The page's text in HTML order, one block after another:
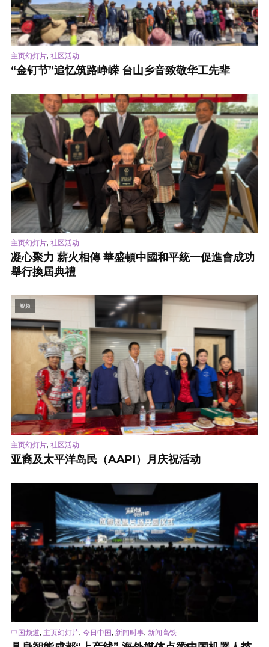
主页幻灯片, 社区活动
“金钉节”追忆筑路峥嵘 台山乡音致敬华工先辈
主页幻灯片, 社区活动
凝心聚力 薪火相傳 華盛頓中國和平統一促進會成功
舉行換屆典禮
视频
主页幻灯片, 社区活动
亚裔及太平洋岛民（AAPI）月庆祝活动
中国频道, 主页幻灯片, 今日中国, 新闻时事, 新闻高铁